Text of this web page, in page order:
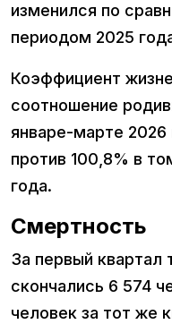
изменился по
периодом 2025
Коэффициент
соотношение
январе-марте 2026
против 100,8% в
года.
Смертность
За первый квартал
скончались 6 574
человек за тот же